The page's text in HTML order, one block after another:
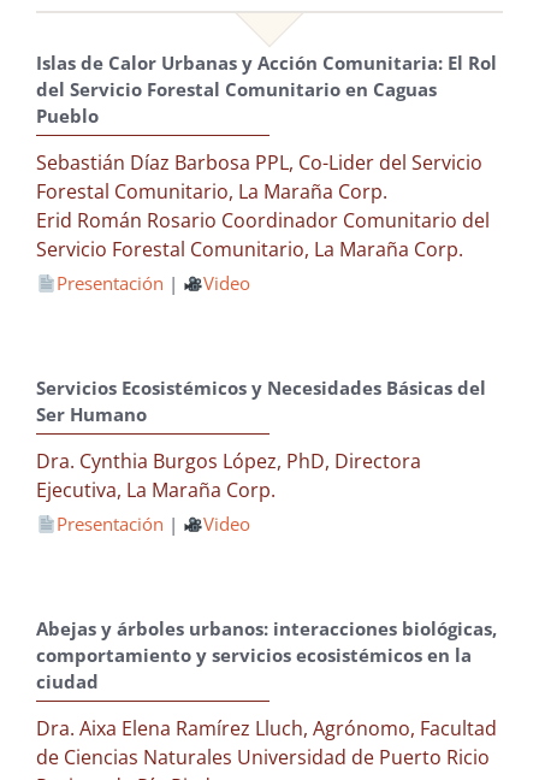
Islas de Calor Urbanas y Acción Comunitaria: El Rol
del Servicio Forestal Comunitario en Caguas
Pueblo
Sebastián Díaz Barbosa PPL, Co-Lider del Servicio
Forestal Comunitario, La Maraña Corp.
Erid Román Rosario Coordinador Comunitario del
Servicio Forestal Comunitario, La Maraña Corp.
Presentación | Video
Servicios Ecosistémicos y Necesidades Básicas del
Ser Humano
Dra. Cynthia Burgos López, PhD, Directora
Ejecutiva, La Maraña Corp.
Presentación | Video
Abejas y árboles urbanos: interacciones biológicas,
comportamiento y servicios ecosistémicos en la
ciudad
Dra. Aixa Elena Ramírez Lluch, Agrónomo, Facultad
de Ciencias Naturales Universidad de Puerto Ricio